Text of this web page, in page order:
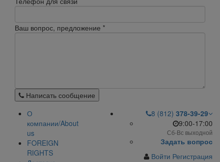
Ваш вопрос, предложение *
Написать сообщение
О
компании/About
us
FOREIGN
RIGHTS
8 (812) 378-39-29
9:00-17:00
Сб-Вс выходной
Задать вопрос
Войти Регистрация